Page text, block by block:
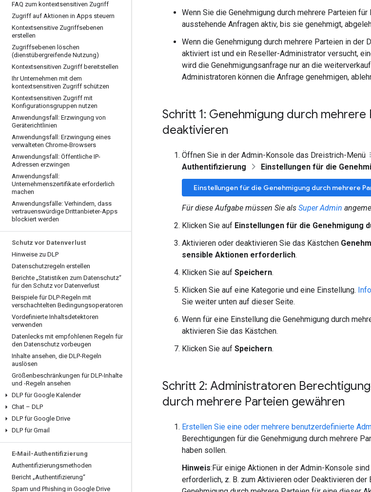
FAQ zum kontextsensitiven Zugriff
Zugriff auf Aktionen in Apps steuern
Kontextsensitive Zugriffsebenen
erstellen
Zugriffsebenen löschen
(dienstübergreifende Nutzung)
Kontextsensitiven Zugriff bereitstellen
Ihr Unternehmen mit dem
kontextsensitiven Zugriff schützen
Kontextsensitiven Zugriff mit
Konfigurationsgruppen nutzen
Anwendungsfall: Erzwingung von
Geräterichtlinien
Anwendungsfall: Erzwingung eines
verwalteten Chrome-Browsers
Anwendungsfall: Öffentliche IP-
Adressen erzwingen
Anwendungsfall:
Unternehmenszertifikate erforderlich
machen
Anwendungsfälle: Verhindern, dass
vertrauenswürdige Drittanbieter-Apps
blockiert werden
Schutz vor Datenverlust
Hinweise zu DLP
Datenschutzregeln erstellen
Berichte „Statistiken zum Datenschutz“
für den Schutz vor Datenverlust
Beispiele für DLP-Regeln mit
verschachtelten Bedingungsoperatoren
Vordefinierte Inhaltsdetektoren
verwenden
Datenlecks mit empfohlenen Regeln für
den Datenschutz vorbeugen
Inhalte ansehen, die DLP-Regeln
auslösen
Größenbeschränkungen für DLP-Inhalte
und -Regeln ansehen
DLP für Google Kalender
Chat – DLP
DLP für Google Drive
DLP für Gmail
E‑Mail-Authentifizierung
Authentifizierungsmethoden
Bericht „Authentifizierung“
Spam und Phishing in Google Drive
Wenn Sie die Genehmigung durch mehrere Parteien
ausstehende Anfragen aktiv, bis sie genehmigt,
Wenn die Genehmigung durch mehrere Parteien in der
aktiviert ist und ein Reseller-Administrator versucht,
wird die Genehmigungsanfrage nur an die
Administratoren können die Anfrage genehmigen,
Schritt 1: Genehmigung durch
deaktivieren
Öffnen Sie in der Admin-Konsole das Dreistrich-Menü
Authentifizierung
Einstellungen für die
Einstellungen für die Genehmigung durch mehrere
Für diese Aufgabe müssen Sie als Super Admin
Klicken Sie auf Einstellungen für die Genehmigung
Aktivieren oder deaktivieren Sie das Kästchen
sensible Aktionen erforderlich.
Klicken Sie auf Speichern.
Klicken Sie auf eine Kategorie und eine Einstellung.
Sie weiter unten auf dieser Seite.
Wenn für eine Einstellung die Genehmigung durch
aktivieren Sie das Kästchen.
Klicken Sie auf Speichern.
Schritt 2: Administratoren
durch mehrere Parteien gewähren
Erstellen Sie eine oder mehrere benutzerdefinierte
Berechtigungen für die Genehmigung durch mehrere
haben sollen.
Hinweis:Für einige Aktionen in der Admin-Konsole
erforderlich, z. B. zum Aktivieren oder Deaktivieren